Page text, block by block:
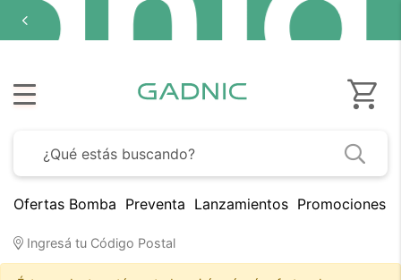
cuotas
sin
Ofertas Bomba Preventa Lanzamientos Promociones
Ingresá tu Código Postal